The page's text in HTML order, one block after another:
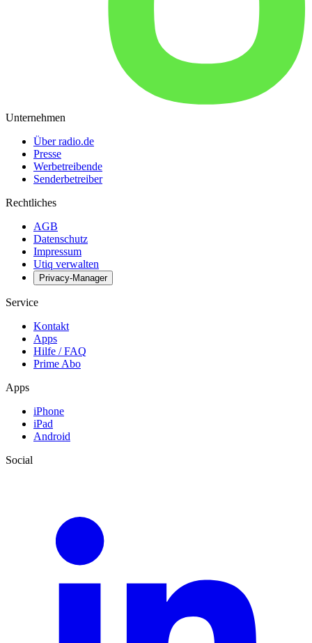
Unternehmen
Über radio.de
Presse
Werbetreibende
Senderbetreiber
Rechtliches
AGB
Datenschutz
Impressum
Utiq verwalten
Privacy-Manager
Service
Kontakt
Apps
Hilfe / FAQ
Prime Abo
Apps
iPhone
iPad
Android
Social